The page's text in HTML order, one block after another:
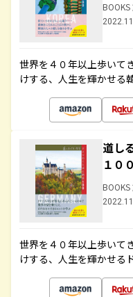
世界を４０年以上歩いて
けする、人生を輝かせる
道し
１００
世界を４０年以上歩いて
けする、人生を輝かせる